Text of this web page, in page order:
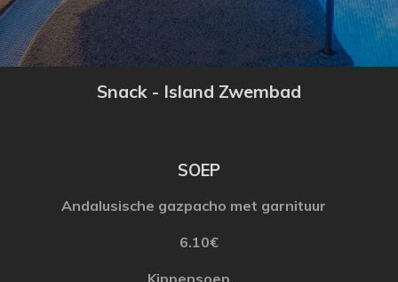
Snack - Island Zwembad
SOEP
Andalusische gazpacho met garnituur
6.10€
Kippensoep